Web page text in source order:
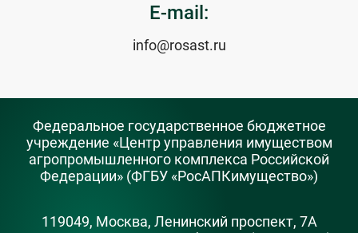
E-mail:
info@rosast.ru
Федеральное государственное бюджетное
учреждение «Центр управления имуществом
агропромышленного комплекса Российской
Федерации» (ФГБУ «РосАПКимущество»)
119049, Москва, Ленинский проспект, 7А